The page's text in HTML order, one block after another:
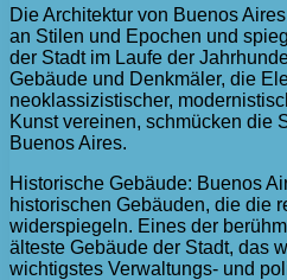
Die Architektur von Buenos
an Stilen und Epochen und
der Stadt im Laufe der
Gebäude und Denkmäler, die
neoklassizistischer,
Kunst vereinen, schmücken die
Buenos Aires.
Historische Gebäude: Buenos
historischen Gebäuden, die die
widerspiegeln. Eines der
älteste Gebäude der Stadt, das
wichtigstes Verwaltungs- und